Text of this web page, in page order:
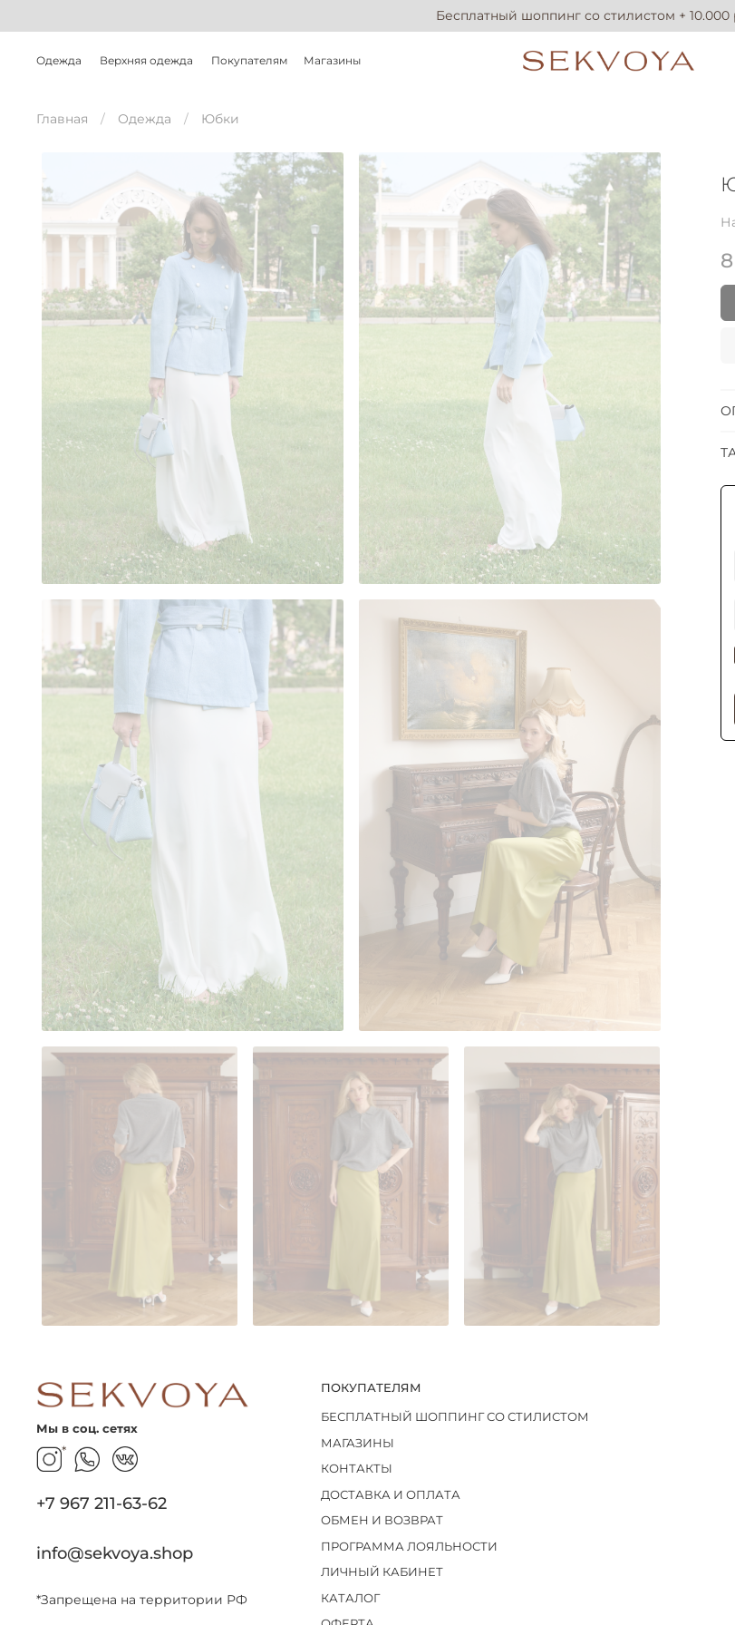
Бесплатный шоппинг со стилистом + 10.000
Одежда Верхняя одежда Покупателям Магазины
Главная Одежда Юбки
ПОКУПАТЕЛЯМ
БЕСПЛАТНЫЙ ШОППИНГ СО СТИЛИСТОМ
МАГАЗИНЫ
КОНТАКТЫ
ДОСТАВКА И ОПЛАТА
ОБМЕН И ВОЗВРАТ
ПРОГРАММА ЛОЯЛЬНОСТИ
ЛИЧНЫЙ КАБИНЕТ
КАТАЛОГ
+7 967 211-63-62
info@sekvoya.shop
*Запрещена на территории РФ
Мы в соц. сетях
*